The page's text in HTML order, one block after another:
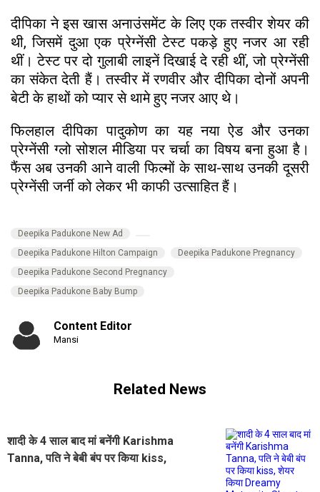
दीपिका ने इस खास अनाउंसमेंट के लिए एक तस्वीर शेयर की
थी, जिसमें दुआ एक प्रेग्नेंसी टेस्ट पकड़े हुए नजर आ रही
थीं। टेस्ट पर दो गुलाबी लाइनें दिखाई दे रही थीं, जो प्रेग्नेंसी
का संकेत देती हैं। तस्वीर में रणवीर और दीपिका दोनों अपनी
बेटी के हाथों को प्यार से थामे हुए नजर आए थे।
फिलहाल दीपिका पादुकोण का यह नया ऐड और उनका
प्रेग्नेंसी ग्लो सोशल मीडिया पर चर्चा का विषय बना हुआ है।
फैंस अब उनकी आने वाली फिल्मों के साथ-साथ उनकी दूसरी
प्रेग्नेंसी जर्नी को लेकर भी काफी उत्साहित हैं।
Deepika Padukone New Ad
Deepika Padukone Hilton Campaign
Deepika Padukone Pregnancy
Deepika Padukone Second Pregnancy
Deepika Padukone Baby Bump
Content Editor
Mansi
Related News
शादी के 4 साल बाद मां बनेंगी Karishma
Tanna, पति ने बेबी बंप पर किया kiss,